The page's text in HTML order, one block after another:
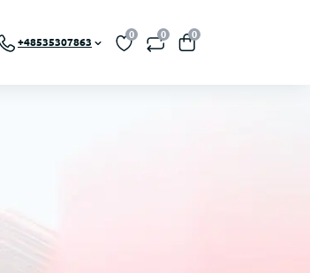
+48535307863
0 0 0